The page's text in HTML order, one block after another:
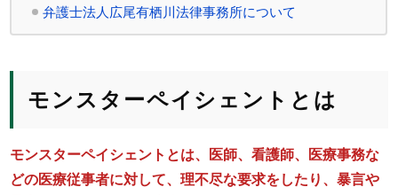
弁護士法人広尾有栖川法律事務所について
モンスターペイシェントとは
モンスターペイシェントとは、医師、看護師、医療事務な
どの医療従事者に対して、理不尽な要求をしたり、暴言や